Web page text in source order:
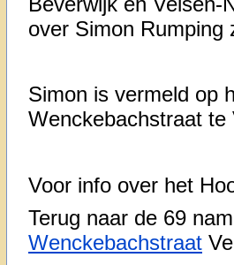
over Simon
Simon is vermeld op
Wenckebachstraat te
Voor info over het
Terug naar de 69
Wenckebachstraat